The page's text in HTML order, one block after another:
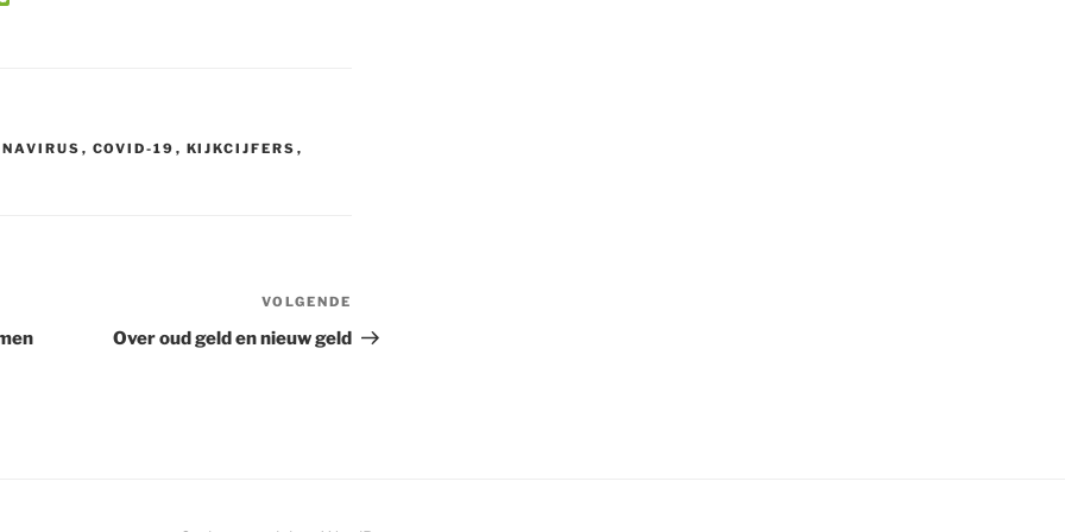
, COVID-19 , KIJKCIJFERS ,
bericht
VOLGENDE
Over oud geld en nieuw geld